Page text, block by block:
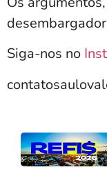
Siga-nos no